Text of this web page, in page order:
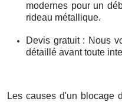
modernes pour un
rideau métallique.
Devis gratuit : Nous
détaillé avant toute
Les causes d'un blocage